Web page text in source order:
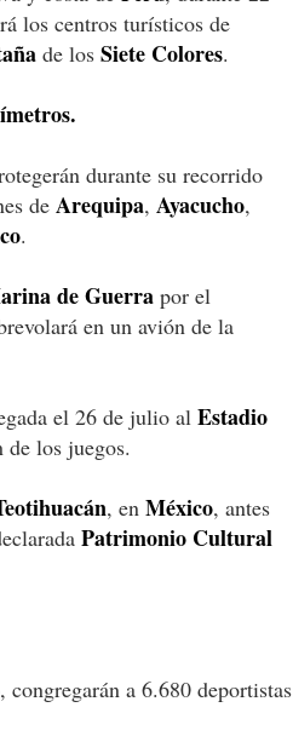
los centros turísticos de
de los Siete Colores.
durante su recorrido
de Arequipa, Ayacucho,
.
de Guerra por el
en un avión de la
el 26 de julio al Estadio
los juegos.
, en México, antes
Patrimonio Cultural
a 6.680 deportistas